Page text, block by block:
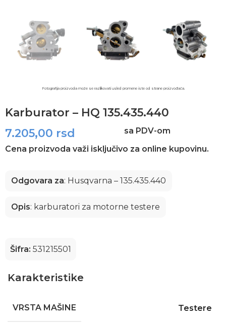
Fotografija proizvoda može se razlikovati usled promene iste od strane proizvođača.​
Karburator – HQ 135.435.440
7.205,00 rsd
sa PDV-om
Cena proizvoda važi isključivo za online kupovinu.
Odgovara za: Husqvarna – 135.435.440
Opis: karburatori za motorne testere
Šifra:531215501
Karakteristike
VRSTA MAŠINE Testere